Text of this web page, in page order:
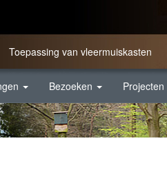
Toepassing van vleermuiskasten
Bezoeken Projecten